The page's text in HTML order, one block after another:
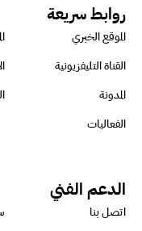
روابط سريعة
الموقع الخبري
القناة التليفزيونية
المدونة
الفعاليات
الدعم الفني
اتصل بنا